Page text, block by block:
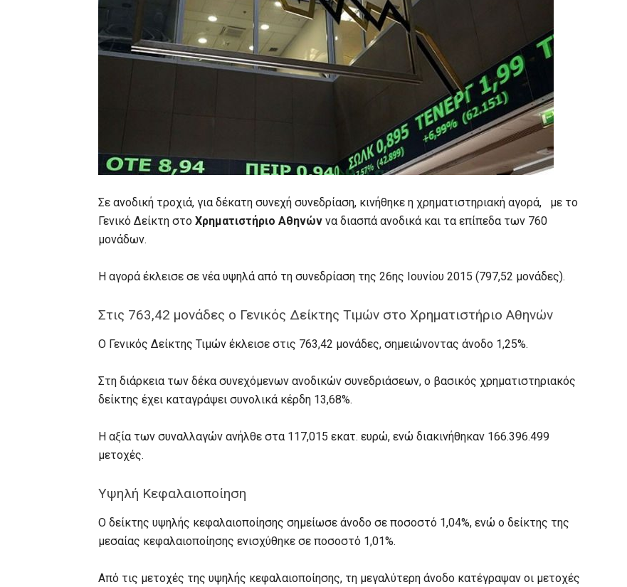
Σε ανοδική τροχιά, για δέκατη συνεχή συνεδρίαση, κινήθηκε η χρηματιστηριακή αγορά, με το
Γενικό Δείκτη στο Χρηματιστήριο Αθηνών να διασπά ανοδικά και τα επίπεδα των 760
μονάδων.
Η αγορά έκλεισε σε νέα υψηλά από τη συνεδρίαση της 26ης Ιουνίου 2015 (797,52 μονάδες).
Στις 763,42 μονάδες ο Γενικός Δείκτης Τιμών στο Χρηματιστήριο Αθηνών
O Γενικός Δείκτης Τιμών έκλεισε στις 763,42 μονάδες, σημειώνοντας άνοδο 1,25%.
Στη διάρκεια των δέκα συνεχόμενων ανοδικών συνεδριάσεων, ο βασικός χρηματιστηριακός
δείκτης έχει καταγράψει συνολικά κέρδη 13,68%.
Η αξία των συναλλαγών ανήλθε στα 117,015 εκατ. ευρώ, ενώ διακινήθηκαν 166.396.499
μετοχές.
Υψηλή Κεφαλαιοποίηση
Ο δείκτης υψηλής κεφαλαιοποίησης σημείωσε άνοδο σε ποσοστό 1,04%, ενώ ο δείκτης της
μεσαίας κεφαλαιοποίησης ενισχύθηκε σε ποσοστό 1,01%.
Από τις μετοχές της υψηλής κεφαλαιοποίησης, τη μεγαλύτερη άνοδο κατέγραψαν οι μετοχές